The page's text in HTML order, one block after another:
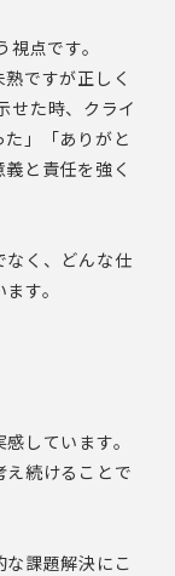
点です。
ですが正しく
せた時、クライ
」「ありがと
と責任を強く
なく、どんな仕
す。
しています。
続けることで
課題解決にこ